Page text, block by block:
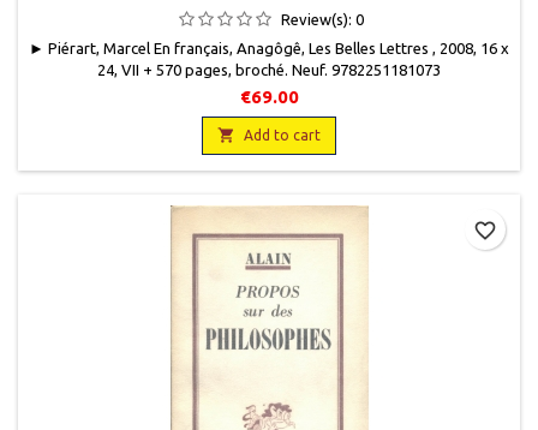
Review(s): 0
► Piérart, Marcel En français, Anagôgê, Les Belles Lettres , 2008, 16 x
24, VII + 570 pages, broché. Neuf. 9782251181073
€69.00
 Add to cart
favorite_border